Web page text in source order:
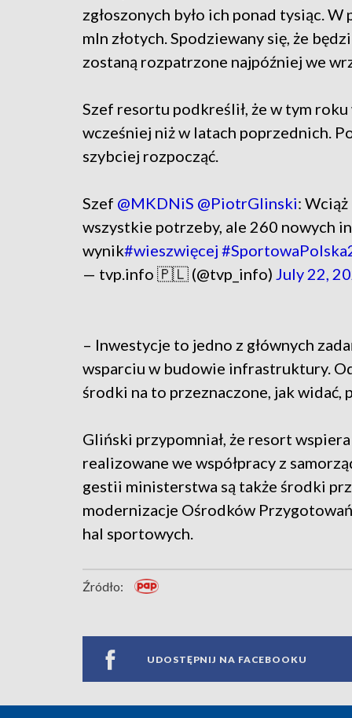
zgłoszonych było ich ponad tysiąc.
mln złotych. Spodziewany się, że
zostaną rozpatrzone najpóźniej we
Szef resortu podkreślił, że w tym
wcześniej niż w latach poprzednich.
szybciej rozpocząć.
Szef @MKDNiS @PiotrGlinski:
wszystkie potrzeby, ale 260 nowych
wynik#wieszwięcej
— tvp.info 🇵🇱 (@tvp_info) July 22,
– Inwestycje to jedno z głównych
wsparciu w budowie infrastruktury.
środki na to przeznaczone, jak widać,
Gliński przypomniał, że resort
realizowane we współpracy z
gestii ministerstwa są także środki
modernizacje Ośrodków
hal sportowych.
Źródło:
UDOSTĘPNIJ NA FACEBOOKU